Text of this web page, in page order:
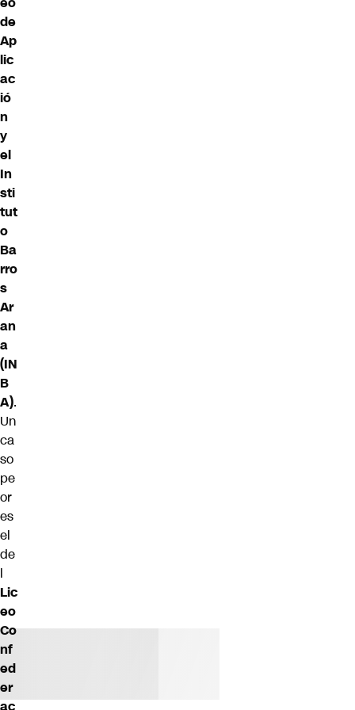
de
Ap
lic
ac
ió
n
y
el
In
sti
tut
o
Ba
rro
s
Ar
an
a
(IN
B
A).
Un
ca
so
pe
or
es
el
de
l
Lic
eo
Co
nf
ed
er
ac